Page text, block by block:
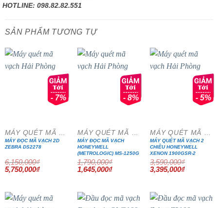
HOTLINE: 098.82.82.551
SẢN PHẨM TƯƠNG TỰ
- 7%
MÁY ĐỌC MÃ VẠCH 2D
ZEBRA DS2278
6,150,000₫
Giá
gốc
5,750,000₫Giá
5,750,000₫.
- 8%
MÁY ĐỌC MÃ VẠCH
HONEYWELL
(METROLOGIC) MS-1250G
1,790,000₫
Giá
gốc
1,645,000₫Giá
1,645,000₫.
- 5%
MÁY QUÉT MÃ VẠCH 2
CHIỀU HONEYWELL
XENON 1900GSR-2
3,590,000₫
Giá
gốc
3,395,000₫Giá